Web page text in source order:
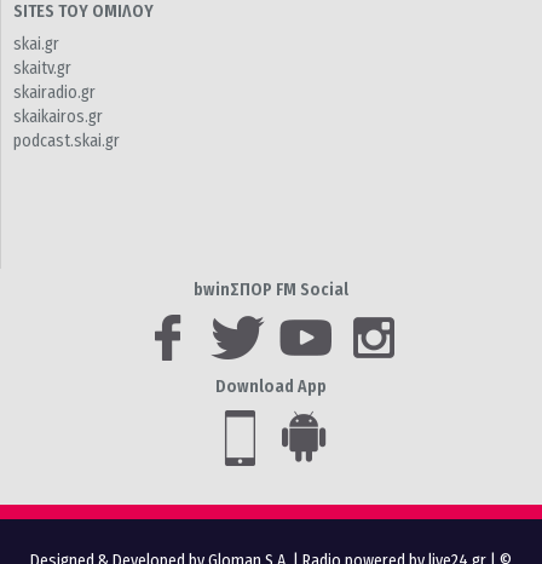
SITES ΤΟΥ ΟΜΙΛΟΥ
skai.gr
skaitv.gr
skairadio.gr
skaikairos.gr
podcast.skai.gr
bwinΣΠΟΡ FM Social
Download App